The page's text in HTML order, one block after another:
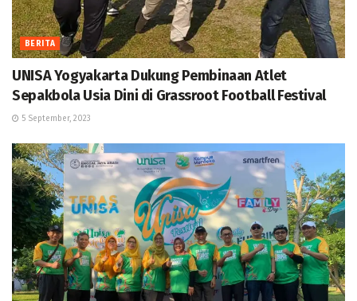
BERITA
UNISA Yogyakarta Dukung Pembinaan Atlet
Sepakbola Usia Dini di Grassroot Football Festival
5 September, 2023